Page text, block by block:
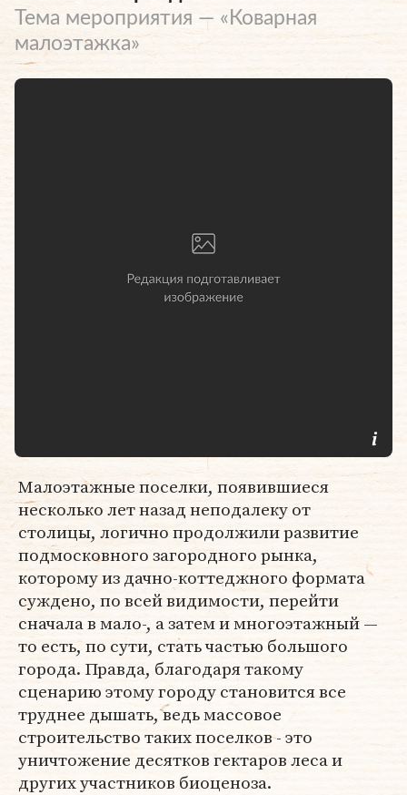
Тема мероприятия — «Коварная
малоэтажка»
Малоэтажные поселки, появившиеся
несколько лет назад неподалеку от
столицы, логично продолжили развитие
подмосковного загородного рынка,
которому из дачно-коттеджного формата
суждено, по всей видимости, перейти
сначала в мало-, а затем и многоэтажный —
то есть, по сути, стать частью большого
города. Правда, благодаря такому
сценарию этому городу становится все
труднее дышать, ведь массовое
строительство таких поселков - это
уничтожение десятков гектаров леса и
других участников биоценоза.